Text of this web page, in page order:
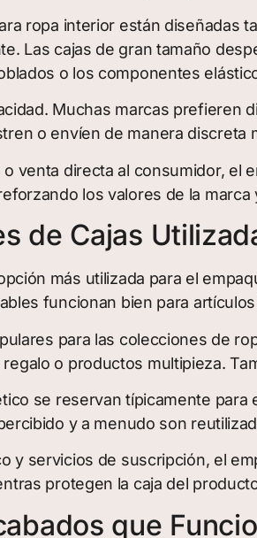
ropa interior están diseñadas
Las cajas de gran tamaño
o los componentes
Muchas marcas
o envíen de manera discreta
venta directa al consumidor, el
los valores de la
de Cajas
más utilizada para el
funcionan bien para
para las colecciones de
o productos multipieza.
se reservan típicamente
y a menudo son
y servicios de suscripción, el
protegen la caja del
que